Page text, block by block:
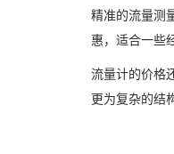
精准的流量测
惠，适合一些
流量计的价格
更为复杂的结